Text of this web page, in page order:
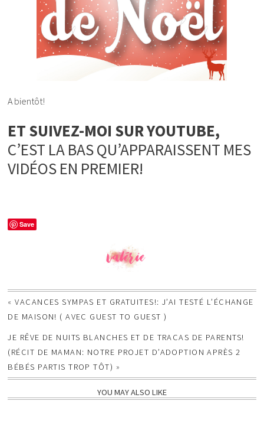
A bientôt!
ET SUIVEZ-MOI SUR YOUTUBE,
C’EST LA BAS QU’APPARAISSENT MES
VIDÉOS EN PREMIER!
Save
«VACANCES SYMPAS ET GRATUITES!: J’AI TESTÉ L’ÉCHANGE
DE MAISON! ( AVEC GUEST TO GUEST )
JE RÊVE DE NUITS BLANCHES ET DE TRACAS DE PARENTS!
(RÉCIT DE MAMAN: NOTRE PROJET D’ADOPTION APRÈS 2
BÉBÉS PARTIS TROP TÔT) »
YOU MAY ALSO LIKE